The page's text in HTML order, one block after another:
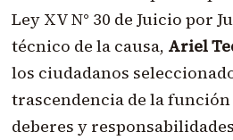
Ley XV N° 30 de Juicio por
técnico de la causa, Ariel
los ciudadanos
trascendencia de la
deberes y